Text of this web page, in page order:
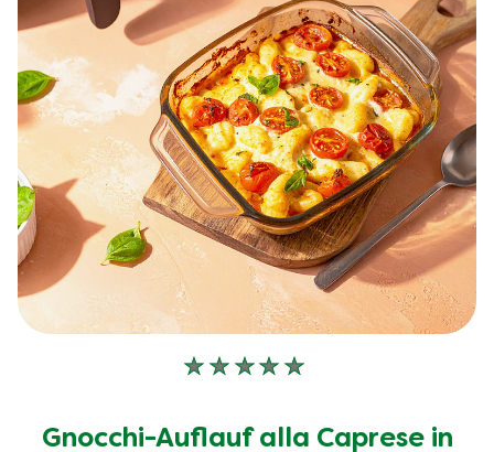
Keine
dieses
Gnocchi-Auflauf alla Caprese in